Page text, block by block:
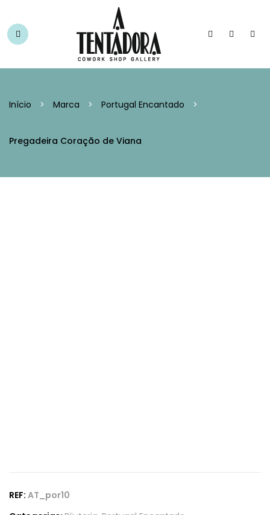
Início > Marca > Portugal Encantado >
Pregadeira Coração de Viana
REF: AT_por10